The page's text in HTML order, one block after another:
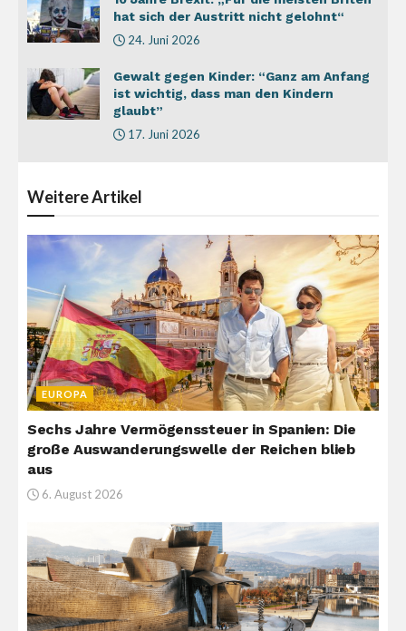
hat sich der Austritt nicht gelohnt“
24. Juni 2026
Gewalt gegen Kinder: “Ganz am Anfang
ist wichtig, dass man den Kindern
glaubt”
17. Juni 2026
WeitereArtikel
EUROPA
Sechs Jahre Vermögenssteuer in Spanien: Die
große Auswanderungswelle der Reichen blieb
aus
6. August 2026